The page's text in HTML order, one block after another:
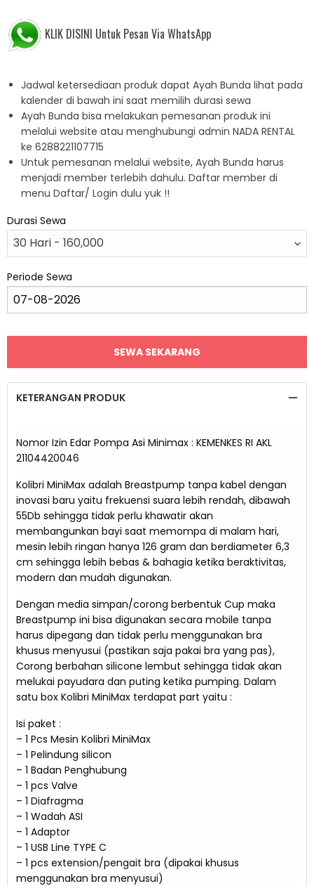
KLIK DISINI Untuk Pesan Via WhatsApp
Jadwal ketersediaan produk dapat Ayah Bunda lihat pada
kalender di bawah ini saat memilih durasi sewa
Ayah Bunda bisa melakukan pemesanan produk ini
melalui website atau menghubungi admin NADA RENTAL
ke 6288221107715
Untuk pemesanan melalui website, Ayah Bunda harus
menjadi member terlebih dahulu. Daftar member di
menu Daftar/ Login dulu yuk !!
Durasi Sewa
Periode Sewa
KETERANGAN PRODUK
Nomor Izin Edar Pompa Asi Minimax : KEMENKES RI AKL
21104420046
Kolibri MiniMax adalah Breastpump tanpa kabel dengan
inovasi baru yaitu frekuensi suara lebih rendah, dibawah
55Db sehingga tidak perlu khawatir akan
membangunkan bayi saat memompa di malam hari,
mesin lebih ringan hanya 126 gram dan berdiameter 6,3
cm sehingga lebih bebas & bahagia ketika beraktivitas,
modern dan mudah digunakan.
Dengan media simpan/corong berbentuk Cup maka
Breastpump ini bisa digunakan secara mobile tanpa
harus dipegang dan tidak perlu menggunakan bra
khusus menyusui (pastikan saja pakai bra yang pas),
Corong berbahan silicone lembut sehingga tidak akan
melukai payudara dan puting ketika pumping. Dalam
satu box Kolibri MiniMax terdapat part yaitu :
Isi paket :
– 1 Pcs Mesin Kolibri MiniMax
– 1 Pelindung silicon
– 1 Badan Penghubung
– 1 pcs Valve
– 1 Diafragma
– 1 Wadah ASI
– 1 Adaptor
– 1 USB Line TYPE C
– 1 pcs extension/pengait bra (dipakai khusus
menggunakan bra menyusui)